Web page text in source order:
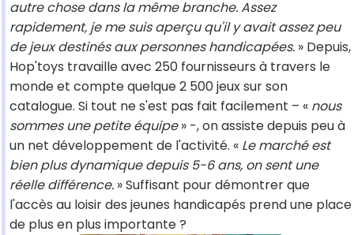
autre chose dans la même branche. Assez
rapidement, je me suis aperçu qu'il y avait assez peu
de jeux destinés aux personnes handicapées. » Depuis,
Hop'toys travaille avec 250 fournisseurs à travers le
monde et compte quelque 2 500 jeux sur son
catalogue. Si tout ne s'est pas fait facilement – « nous
sommes une petite équipe» -, on assiste depuis peu à
un net développement de l'activité. « Le marché est
bien plus dynamique depuis 5-6 ans, on sent une
réelle différence. » Suffisant pour démontrer que
l'accès au loisir des jeunes handicapés prend une place
de plus en plus importante ?